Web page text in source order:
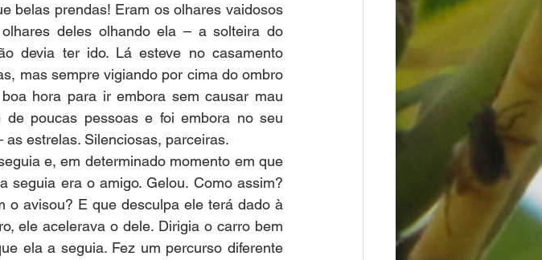
belas prendas! Eram os olhares vaidosos
deles olhando ela – a solteira do
devia ter ido. Lá esteve no casamento
mas sempre vigiando por cima do ombro
hora para ir embora sem causar mau
de poucas pessoas e foi embora no seu
estrelas. Silenciosas, parceiras.
e, em determinado momento em que
seguia era o amigo. Gelou. Como assim?
o avisou? E que desculpa ele terá dado à
ele acelerava o dele. Dirigia o carro bem
ela a seguia. Fez um percurso diferente